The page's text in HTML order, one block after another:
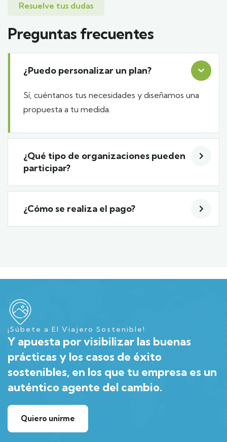
Resuelve tus dudas
Preguntas frecuentes
¿Puedo personalizar un plan?
Sí, cuéntanos tus necesidades y diseñamos una
propuesta a tu medida.
¿Qué tipo de organizaciones pueden
participar?
¿Cómo se realiza el pago?
¡Súbete a El Viajero Sostenible!
Y apuesta por visibilizar las buenas
prácticas y los casos de éxito
sostenibles, en los que tu empresa es un
auténtico agente del cambio.
Quiero unirme